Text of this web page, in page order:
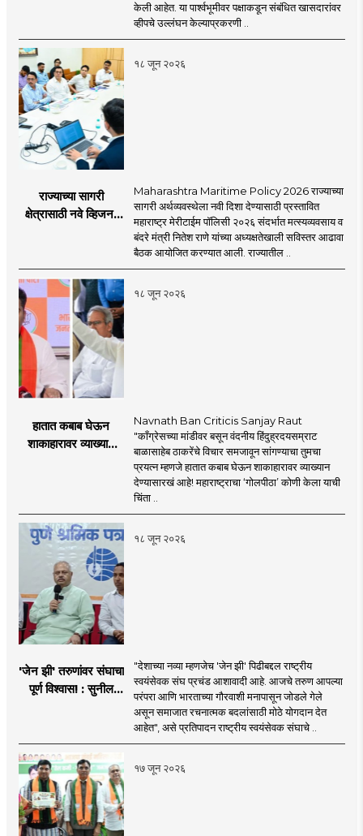
काय सांगतो?
केली आहेत. या पार्श्वभूमीवर पक्षाकडून संबंधित खासदारांवर
व्हीपचे उल्लंघन केल्याप्रकरणी ..
१८ जून २०२६
राज्याच्या सागरी
क्षेत्रासाठी नवे व्हिजन;
प्रस्ताव
Maharashtra Maritime Policy 2026 राज्याच्या
सागरी अर्थव्यवस्थेला नवी दिशा देण्यासाठी प्रस्तावित
महाराष्ट्र मेरीटाईम पॉलिसी २०२६ संदर्भात मत्स्यव्यवसाय व
बंदरे मंत्री नितेश राणे यांच्या अध्यक्षतेखाली सविस्तर आढावा
बैठक आयोजित करण्यात आली. राज्यातील ..
१८ जून २०२६
हातात कबाब घेऊन
शाकाहारावर व्याख्यान
Navnath Ban Criticis Sanjay Raut
"काँग्रेसच्या मांडीवर बसून वंदनीय हिंदुह्रदयसम्राट
बाळासाहेब ठाकरेंचे विचार समजावून सांगण्याचा तुमचा
प्रयत्न म्हणजे हातात कबाब घेऊन शाकाहारावर व्याख्यान
देण्यासारखं आहे! महाराष्ट्राचा ‘गोलपीठा’ कोणी केला याची
चिंता ..
१८ जून २०२६
'जेन झी' तरुणांवर संघाचा
पूर्ण विश्वास! : सुनील
"देशाच्या नव्या म्हणजेच 'जेन झी' पिढीबद्दल राष्ट्रीय
स्वयंसेवक संघ प्रचंड आशावादी आहे. आजचे तरुण आपल्या
परंपरा आणि भारताच्या गौरवाशी मनापासून जोडले गेले
असून समाजात रचनात्मक बदलांसाठी मोठे योगदान देत
आहेत", असे प्रतिपादन राष्ट्रीय स्वयंसेवक संघाचे ..
१७ जून २०२६